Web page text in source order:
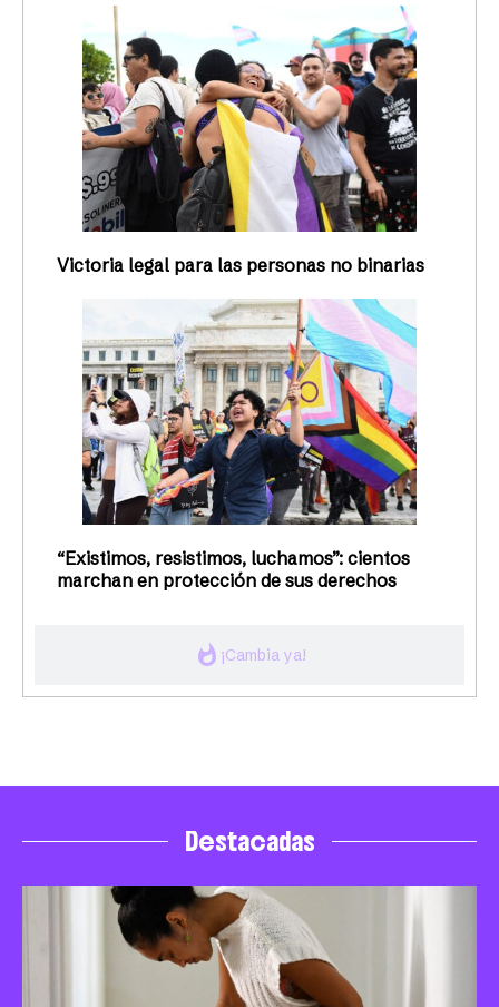
whatshot ¡Cambia ya!
Victoria legal para las personas no binarias
“Existimos, resistimos, luchamos”: cientos
marchan en protección de sus derechos
Destacadas